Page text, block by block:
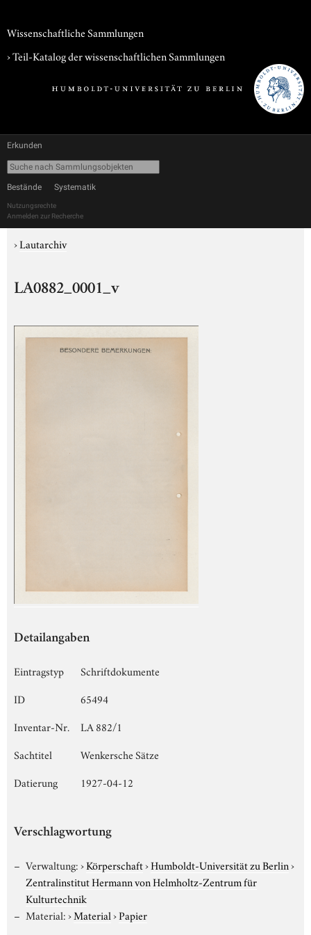
Wissenschaftliche Sammlungen
› Teil-Katalog der wissenschaftlichen Sammlungen
Erkunden
Bestände Systematik
Nutzungsrechte
Anmelden zur Recherche
›Lautarchiv
LA0882_0001_v
Detailangaben
Eintragstyp
Schriftdokumente
ID
65494
Inventar-Nr.
LA 882/1
Sachtitel
Wenkersche Sätze
Datierung
1927-04-12
Verschlagwortung
Verwaltung:›Körperschaft›Humboldt-Universität zu Berlin›
Zentralinstitut Hermann von Helmholtz-Zentrum für
Kulturtechnik
Material:›Material›Papier